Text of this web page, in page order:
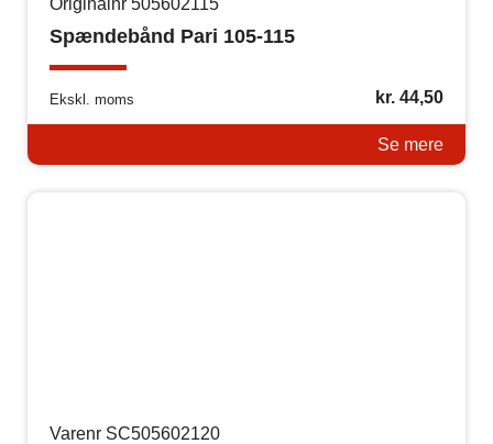
Originalnr 505602115
Spændebånd Pari 105-115
Ekskl. moms kr.44,50
Se mere
Varenr SC505602120